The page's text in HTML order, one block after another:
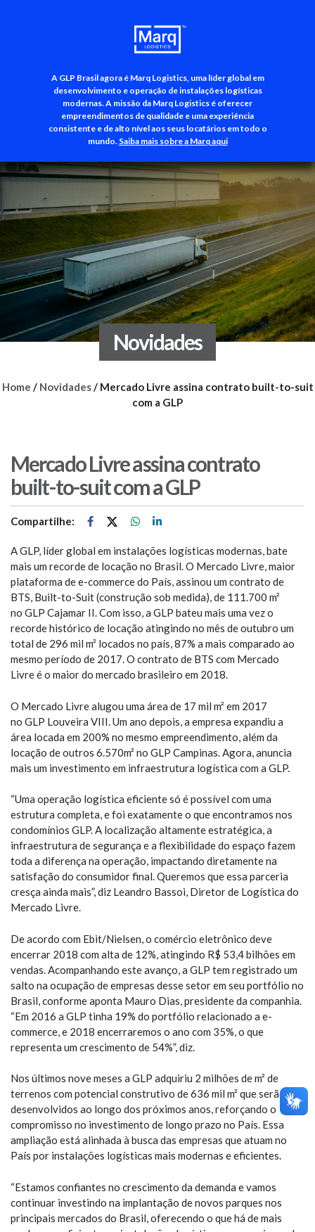
A GLP Brasil agora é Marq Logistics, uma líder global em
desenvolvimento e operação de instalações logísticas
modernas. A missão da Marq Logistics é oferecer
empreendimentos de qualidade e uma experiência
consistente e de alto nível aos seus locatários em todo o
mundo. Saiba mais sobre a Marq aqui
+55 (11) 3500-3700
Novidades
Home / Novidades/ Mercado Livre assina contrato built-to-suit
com a GLP
Mercado Livre assina contrato
built-to-suit com a GLP
Compartilhe:
A GLP, líder global em instalações logísticas modernas, bate
mais um recorde de locação no Brasil. O Mercado Livre, maior
plataforma de e-commerce do País, assinou um contrato de
BTS, Built-to-Suit (construção sob medida), de 111.700 m²
no GLP Cajamar II. Com isso, a GLP bateu mais uma vez o
recorde histórico de locação atingindo no mês de outubro um
total de 296 mil m² locados no país, 87% a mais comparado ao
mesmo período de 2017. O contrato de BTS com Mercado
Livre é o maior do mercado brasileiro em 2018.
O Mercado Livre alugou uma área de 17 mil m² em 2017
no GLP Louveira VIII. Um ano depois, a empresa expandiu a
área locada em 200% no mesmo empreendimento, além da
locação de outros 6.570m² no GLP Campinas. Agora, anuncia
mais um investimento em infraestrutura logística com a GLP.
“Uma operação logística eficiente só é possível com uma
estrutura completa, e foi exatamente o que encontramos nos
condomínios GLP. A localização altamente estratégica, a
infraestrutura de segurança e a flexibilidade do espaço fazem
toda a diferença na operação, impactando diretamente na
satisfação do consumidor final. Queremos que essa parceria
cresça ainda mais”, diz Leandro Bassoi, Diretor de Logística do
Mercado Livre.
De acordo com Ebit/Nielsen, o comércio eletrônico deve
encerrar 2018 com alta de 12%, atingindo R$ 53,4 bilhões em
vendas. Acompanhando este avanço, a GLP tem registrado um
salto na ocupação de empresas desse setor em seu portfólio no
Brasil, conforme aponta Mauro Dias, presidente da companhia.
“Em 2016 a GLP tinha 19% do portfólio relacionado a e-
commerce, e 2018 encerraremos o ano com 35%, o que
representa um crescimento de 54%”, diz.
Nos últimos nove meses a GLP adquiriu 2 milhões de m² de
terrenos com potencial construtivo de 636 mil m² que serão
desenvolvidos ao longo dos próximos anos, reforçando o
compromisso no investimento de longo prazo no País. Essa
ampliação está alinhada à busca das empresas que atuam no
País por instalações logísticas mais modernas e eficientes.
“Estamos confiantes no crescimento da demanda e vamos
continuar investindo na implantação de novos parques nos
principais mercados do Brasil, oferecendo o que há de mais